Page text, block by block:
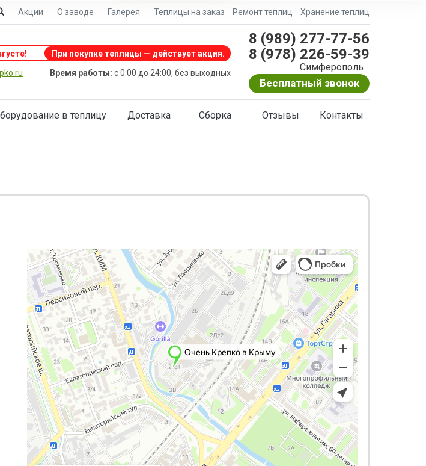
Акции О заводе Галерея Теплицы на заказ Ремонт теплиц Хранение теплиц
! При покупке теплицы — действует акция.
Время работы: с 0:00 до 24:00, без выходных
8 (989) 277-77-56
8 (978) 226-59-39
Симферополь
Бесплатный звонок
в теплицу Доставка Сборка Отзывы Контакты